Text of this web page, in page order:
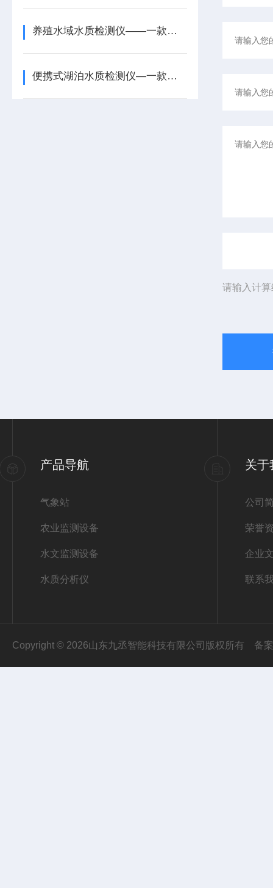
养殖水域水质检测仪——一款硬核参数的多标识水质检测仪2026+派+送
便携式湖泊水质检测仪—一款测量准确的便携式工业污水水质检测仪2026+派+送
请输入计
产品导航
气象站
农业监测设备
水文监测设备
水质分析仪
关于
公司
荣誉
企业
联系
Copyright © 2026山东九丞智能科技有限公司版权所有 备